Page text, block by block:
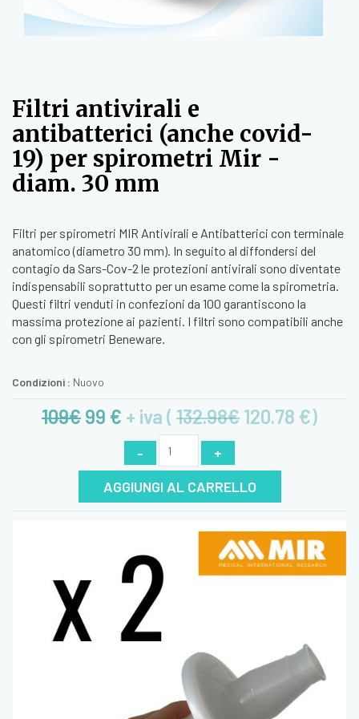
Filtri antivirali e
antibatterici (anche covid-
19) per spirometri Mir -
diam. 30 mm
Filtri per spirometri MIR Antivirali e Antibatterici con terminale
anatomico (diametro 30 mm). In seguito al diffondersi del
contagio da Sars-Cov-2 le protezioni antivirali sono diventate
indispensabili soprattutto per un esame come la spirometria.
Questi filtri venduti in confezioni da 100 garantiscono la
massima protezione ai pazienti. I filtri sono compatibili anche
con gli spirometri Beneware.
Condizioni : Nuovo
109€ 99 € + iva ( 132.98€ 120.78 €)
-
+
AGGIUNGI AL CARRELLO